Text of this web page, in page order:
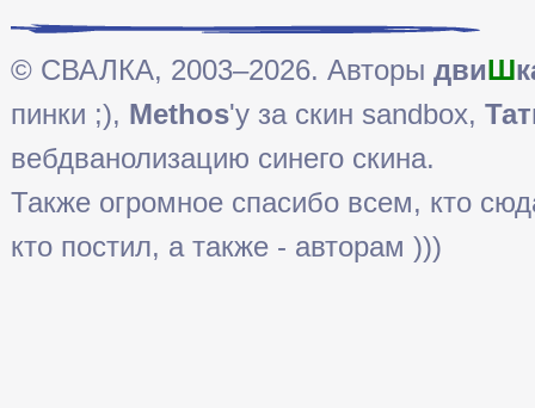
© СВАЛКА, 2003–2026. Авторы двиШ
пинки ;), Methos'у за скин sandbox,
вебдванолизацию синего скина.
Также огромное спасибо всем, кто
кто постил, а также - авторам )))